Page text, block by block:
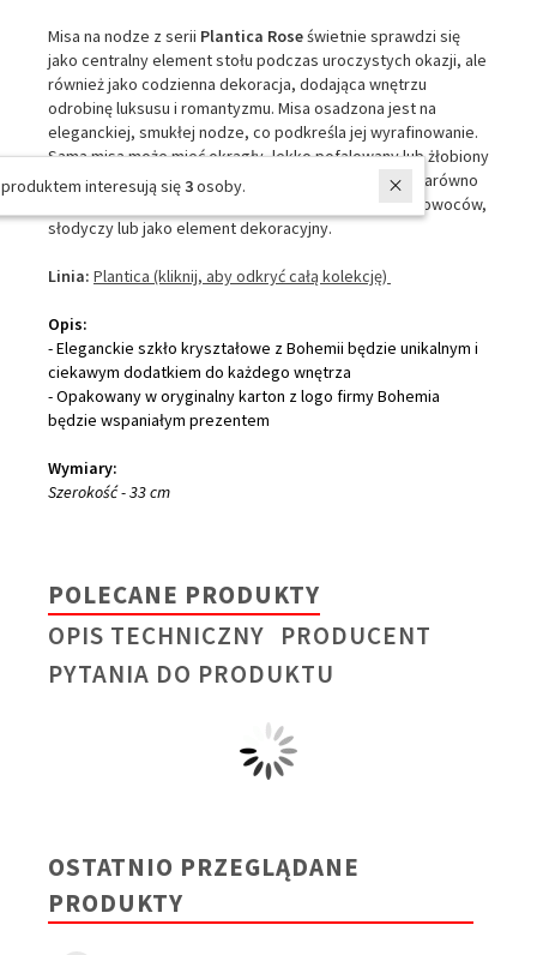
Misa na nodze z serii Plantica Roseświetnie sprawdzi się
jako centralny element stołu podczas uroczystych okazji, ale
również jako codzienna dekoracja, dodająca wnętrzu
odrobinę luksusu i romantyzmu. Misa osadzona jest na
eleganckiej, smukłej nodze, co podkreśla jej wyrafinowanie.
Sama misa może mieć okrągły, lekko pofalowany lub żłobiony
brzeg, który przypomina płatki róży. Jej forma jest zarówno
klasyczna, jak i praktyczna – idealna do serwowania owoców,
słodyczy lub jako element dekoracyjny.
Linia: Plantica (kliknij, aby odkryć całą kolekcję)
Opis:
- Eleganckie szkło kryształowe z Bohemii będzie unikalnym i
ciekawym dodatkiem do każdego wnętrza
- Opakowany w oryginalny karton z logo firmy Bohemia
będzie wspaniałym prezentem
Wymiary:
Szerokość- 33 cm
POLECANE PRODUKTY
OPIS TECHNICZNY PRODUCENT
PYTANIA DO PRODUKTU
OSTATNIO PRZEGLĄDANE
PRODUKTY
W ostatnich 7 dniach produktem interesują się osoby.